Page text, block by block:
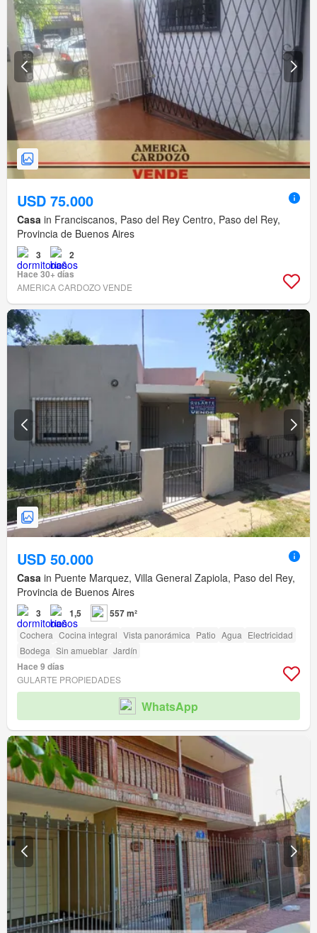
USD 75.000
Casa in Franciscanos, Paso del Rey Centro, Paso del Rey,
Provincia de Buenos Aires
3
2
Hace 30+ días
AMERICA CARDOZO VENDE
USD 50.000
Casa in Puente Marquez, Villa General Zapiola, Paso del Rey,
Provincia de Buenos Aires
3 1,5 557 m²
Cochera Cocina integral Vista panorámica Patio Agua Electricidad
Bodega Sin amueblar Jardín
Hace 9 días
GULARTE PROPIEDADES
WhatsApp